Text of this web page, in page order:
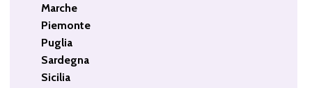
Marche
Piemonte
Puglia
Sardegna
Sicilia